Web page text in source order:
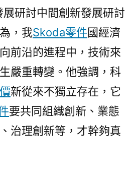
展研討中間創新發展研討
，我Skoda零件國經濟
前沿的進程中，技術來
嚴重轉變。他強調，科
新從來不獨立存在，它
要共同組織創新、業態
治理創新等，才幹夠真